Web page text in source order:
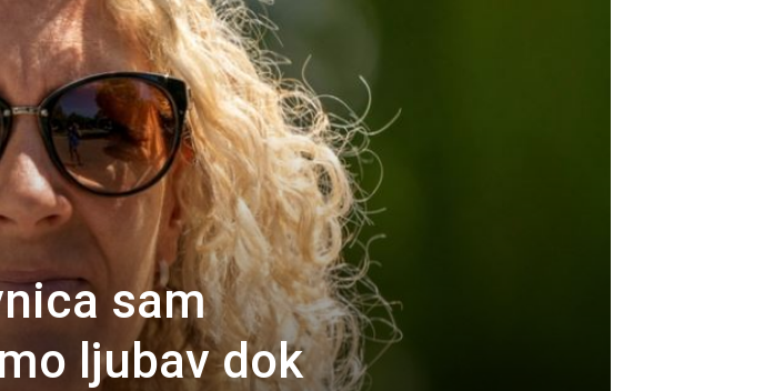
sam
ljubav dok